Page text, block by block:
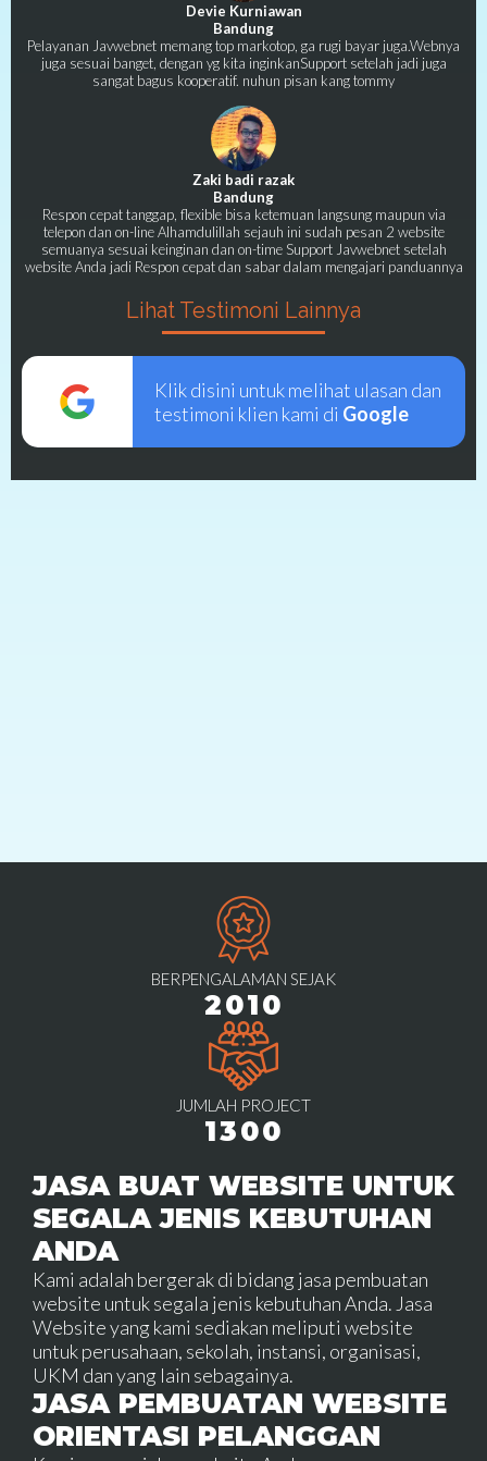
Devie Kurniawan
Bandung
Pelayanan Javwebnet memang top markotop, ga rugi bayar juga.Webnya
juga sesuai banget, dengan yg kita inginkanSupport setelah jadi juga
sangat bagus kooperatif. nuhun pisan kang tommy
Zaki badi razak
Bandung
Respon cepat tanggap, flexible bisa ketemuan langsung maupun via
telepon dan on-line Alhamdulillah sejauh ini sudah pesan 2 website
semuanya sesuai keinginan dan on-time Support Javwebnet setelah
website Anda jadi Respon cepat dan sabar dalam mengajari panduannya
Lihat Testimoni Lainnya
Klik disini untuk melihat ulasan dan
testimoni klien kami di Google
BERPENGALAMAN SEJAK
2010
JUMLAH PROJECT
1300
JASA BUAT WEBSITE UNTUK
SEGALA JENIS KEBUTUHAN
ANDA
Kami adalah bergerak di bidang jasa pembuatan
website untuk segala jenis kebutuhan Anda. Jasa
Website yang kami sediakan meliputi website
untuk perusahaan, sekolah, instansi, organisasi,
UKM dan yang lain sebagainya.
JASA PEMBUATAN WEBSITE
ORIENTASI PELANGGAN